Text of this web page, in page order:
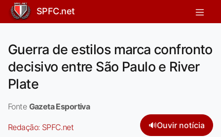
SPFC.net
Guerra de estilos marca confronto
decisivo entre São Paulo e River
Plate
Fonte Gazeta Esportiva
Redação: SPFC.net 🔊Ouvir notícia